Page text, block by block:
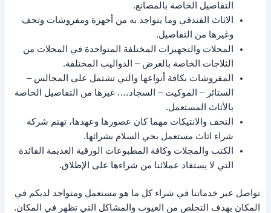
التفاصيل الخاصة بالمصانع.
الاثاث الفندقي وما يتواجد به من أجهزة ومفروشات وتحف
وغيرها من التفاصيل.
المحلات والتجهيزات المختلفة المتواجدة في المحلات من
الثلاجات الخاصة بالعرض – الدواليب المختلفة.
المفروشات بكافة أنواعها والتي تشتمل على المجالس –
الستائر – الموكيت – السجاد…. غيرها من التفاصيل الخاصة
بالأثاث المستعمل.
التحف والانتيكات مهما كان عصورها وعهدها، تهتم شركة
شراء اثاث مستعمل بحي السلام بشرائها.
الكتب والمجلات وكافة المطبوعات الورقية العديمة الفائدة
التي لا يستفاد عملائنا من شراءها على الإطلاق.
تواصل عبر خدماتنا في شراء كل ما هو مستعمل ومتواجد لديكم في
المكان بهدف التخلص من العيوب والمشاكل التي تظهر في المكان.